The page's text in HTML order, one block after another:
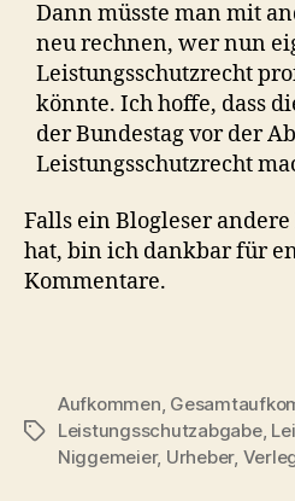
Dann müsste man mit
neu rechnen, wer nun
Leistungsschutzrecht
könnte. Ich hoffe, dass
der Bundestag vor der
Leistungsschutzrecht
Falls ein Blogleser
hat, bin ich dankbar für
Kommentare.
Schlagwörter
Aufkommen
Leistungsschutzabgabe,
Niggemeier, Urheber,